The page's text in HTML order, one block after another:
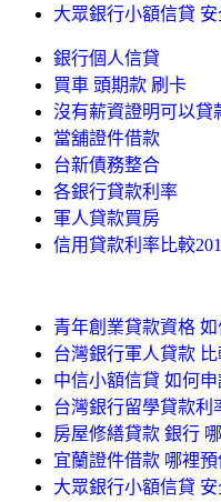
大眾銀行小額信貸
銀行個人信貸
買車 頭期款 刷卡
沒有薪資證明可以貸
當舖證件借款
台新債務整合
各銀行貸款利率
軍人貸款買房
信用貸款利率比較
青年創業貸款資格
台灣銀行軍人貸款
中信小額信貸 如何
台灣銀行留學貸款利
房屋修繕貸款 銀行
宜蘭證件借款 哪裡
大眾銀行小額信貸